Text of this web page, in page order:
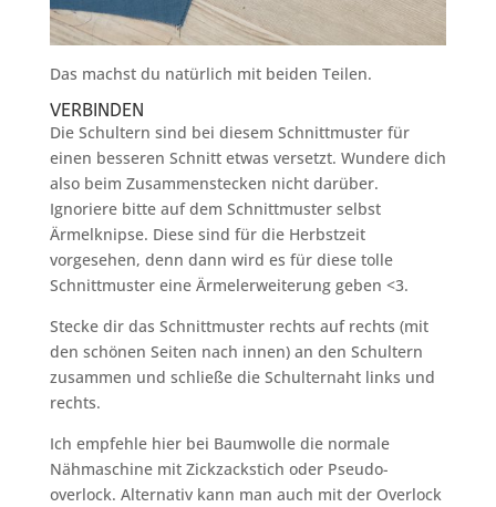
Das machst du natürlich mit beiden Teilen.
VERBINDEN
Die Schultern sind bei diesem Schnittmuster für
einen besseren Schnitt etwas versetzt. Wundere dich
also beim Zusammenstecken nicht darüber.
Ignoriere bitte auf dem Schnittmuster selbst
Ärmelknipse. Diese sind für die Herbstzeit
vorgesehen, denn dann wird es für diese tolle
Schnittmuster eine Ärmelerweiterung geben <3.
Stecke dir das Schnittmuster rechts auf rechts (mit
den schönen Seiten nach innen) an den Schultern
zusammen und schließe die Schulternaht links und
rechts.
Ich empfehle hier bei Baumwolle die normale
Nähmaschine mit Zickzackstich oder Pseudo-
overlock. Alternativ kann man auch mit der Overlock